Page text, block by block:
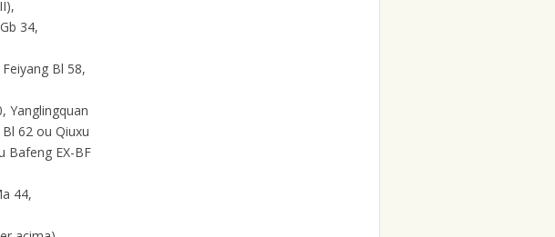
34,
Bl 58,
Yanglingquan
62 ou Qiuxu
Bafeng EX-BF
44,